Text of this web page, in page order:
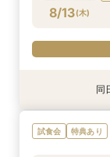
8/13(木)
特典あり
特典あり同
試食会 特典あり